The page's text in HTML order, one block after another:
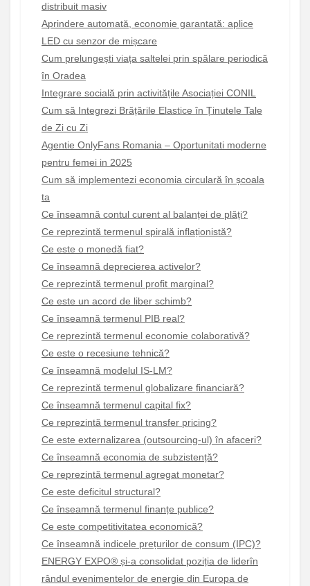
distribuit masiv
Aprindere automată, economie garantată: aplice
LED cu senzor de mișcare
Cum prelungești viața saltelei prin spălare periodică
în Oradea
Integrare socială prin activitățile Asociației CONIL
Cum să Integrezi Brățările Elastice în Ținutele Tale
de Zi cu Zi
Agentie OnlyFans Romania – Oportunitati moderne
pentru femei in 2025
Cum să implementezi economia circulară în școala
ta
Ce înseamnă contul curent al balanței de plăți?
Ce reprezintă termenul spirală inflaționistă?
Ce este o monedă fiat?
Ce înseamnă deprecierea activelor?
Ce reprezintă termenul profit marginal?
Ce este un acord de liber schimb?
Ce înseamnă termenul PIB real?
Ce reprezintă termenul economie colaborativă?
Ce este o recesiune tehnică?
Ce înseamnă modelul IS-LM?
Ce reprezintă termenul globalizare financiară?
Ce înseamnă termenul capital fix?
Ce reprezintă termenul transfer pricing?
Ce este externalizarea (outsourcing-ul) în afaceri?
Ce înseamnă economia de subzistență?
Ce reprezintă termenul agregat monetar?
Ce este deficitul structural?
Ce înseamnă termenul finanțe publice?
Ce este competitivitatea economică?
Ce înseamnă indicele prețurilor de consum (IPC)?
ENERGY EXPO® și-a consolidat poziția de liderîn
rândul evenimentelor de energie din Europa de